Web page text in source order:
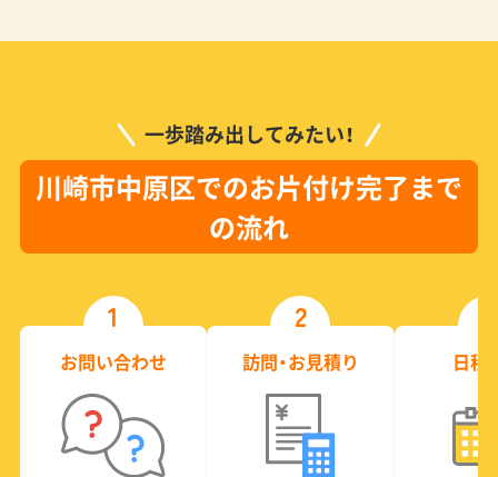
一歩踏み出してみたい！
川崎市中原区でのお片付け完了まで
の流れ
1
お問い合わせ
2
訪問・お見積り 日程